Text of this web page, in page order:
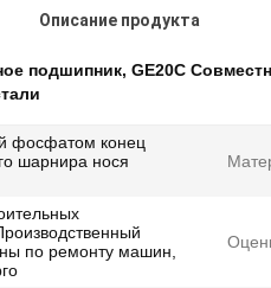
Описание продукта
подшипник, GE20C
фосфатом конец
шарнира нося
по ремонту машин,